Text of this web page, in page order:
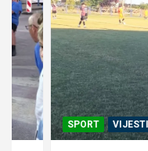
SPORT VIJESTI